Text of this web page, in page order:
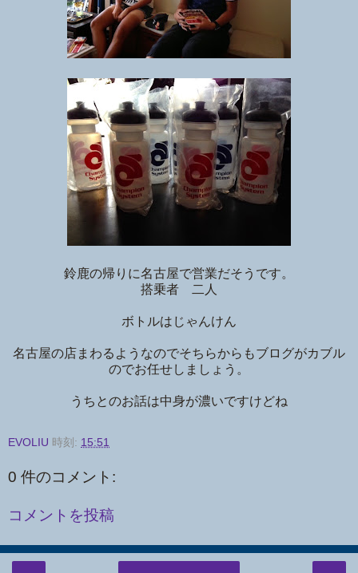
鈴鹿の帰りに名古屋で営業だそうです。
搭乗者 二人
ボトルはじゃんけん
名古屋の店まわるようなのでそちらからもブログがカブル
のでお任せしましょう。
うちとのお話は中身が濃いですけどね
EVOLIU 時刻: 15:51
0 件のコメント:
コメントを投稿